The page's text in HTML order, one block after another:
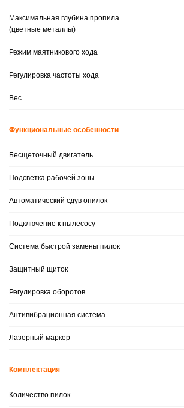
Максимальная глубина пропила
(цветные металлы)
Режим маятникового хода
Регулировка частоты хода
Вес
Функциональные особенности
Бесщеточный двигатель
Подсветка рабочей зоны
Автоматический сдув опилок
Подключение к пылесосу
Система быстрой замены пилок
Защитный щиток
Регулировка оборотов
Антивибрационная система
Лазерный маркер
Комплектация
Количество пилок